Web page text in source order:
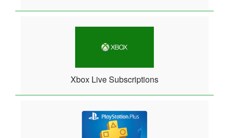
Xbox Live Subscriptions